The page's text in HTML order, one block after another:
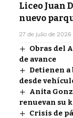
Liceo Juan
nuevo
27 de julio de 2026
Obras del
de avance
Detienen a
desde
Anita
renuevan su
Crisis de